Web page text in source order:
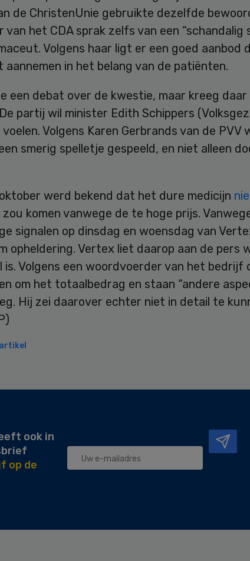
de ChristenUnie gebruikte dezelfde
van het CDA sprak zelfs van een “schandalig
Volgens haar ligt er een goed aanbod
aannemen in het belang van de patiënten.
een debat over de kwestie, maar kreeg daar
partij wil minister Edith Schippers
Volgens Karen Gerbrands van de PVV
smerig spelletje gespeeld, en niet alleen
werd bekend dat het dure medicijn
zou komen vanwege de te hoge prijs.
signalen op dinsdag en woensdag van
opheldering. Vertex liet daarop aan de pers
is. Volgens een woordvoerder van het bedrijf
om het totaalbedrag en staan “andere
Hij zei daarover echter niet in detail te
ook in
op de